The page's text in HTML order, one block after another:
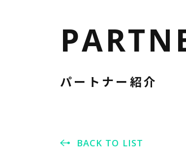
パートナー紹介
BACK TO LIST